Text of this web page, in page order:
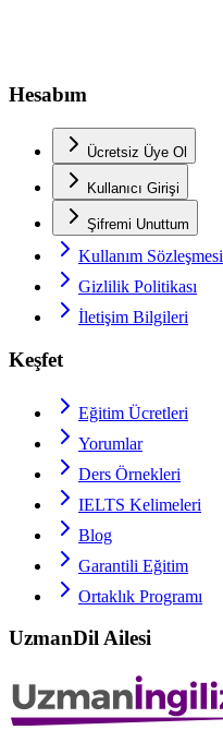
Hesabım
Ücretsiz Üye Ol
Kullanıcı Girişi
Şifremi Unuttum
Kullanım Sözleşmesi
Gizlilik Politikası
İletişim Bilgileri
Keşfet
Eğitim Ücretleri
Yorumlar
Ders Örnekleri
IELTS Kelimeleri
Blog
Garantili Eğitim
Ortaklık Programı
UzmanDil Ailesi